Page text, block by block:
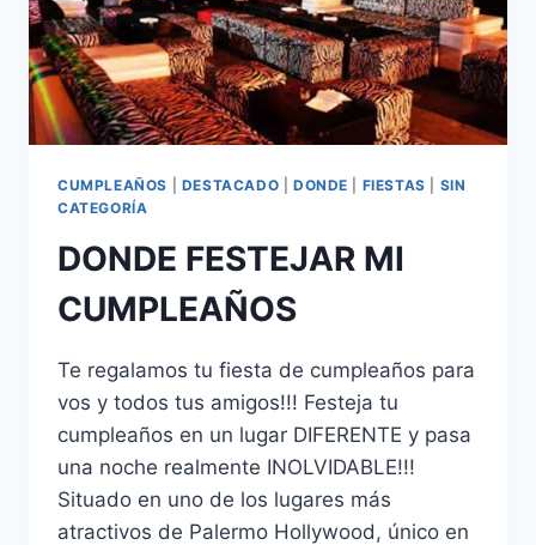
CUMPLEAÑOS DESTACADO DONDE FIESTAS
SIN
CATEGORÍA
DONDE FESTEJAR MI
CUMPLEAÑOS
Te regalamos tu fiesta de cumpleaños para
vos y todos tus amigos!!! Festeja tu
cumpleaños en un lugar DIFERENTE y pasa
una noche realmente INOLVIDABLE!!!
Situado en uno de los lugares más
atractivos de Palermo Hollywood, único en